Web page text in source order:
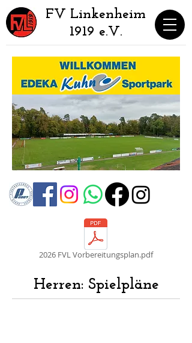
​FV Linkenheim
1919 e.V.
2026 FVL Vorbereitungsplan.pdf
Herren: Spielpläne